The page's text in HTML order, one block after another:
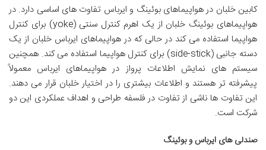
کابین خلبان در هواپیماهای بوئینگ و ایرباس تفاوت های اساسی دارد. در
هواپیماهای بوئینگ خلبان از یک اهرم کنترل سنتی (yoke) برای کنترل
هواپیما استفاده می کند در حالی که در هواپیماهای ایرباس خلبان از یک
دسته جانبی (side-stick) برای کنترل هواپیما استفاده می کند. همچنین
سیستم های نمایش اطلاعات پرواز در هواپیماهای ایرباس معمولاً
پیشرفته تر هستند و اطلاعات بیشتری را در اختیار خلبان قرار می دهند.
این تفاوت ها ناشی از تفاوت در فلسفه طراحی و اهداف عملکردی این دو
شرکت است.
صندلی های ایرباس و بوئینگ